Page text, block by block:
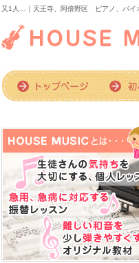
又1人…｜天王寺、阿倍野区 ピアノ、バ